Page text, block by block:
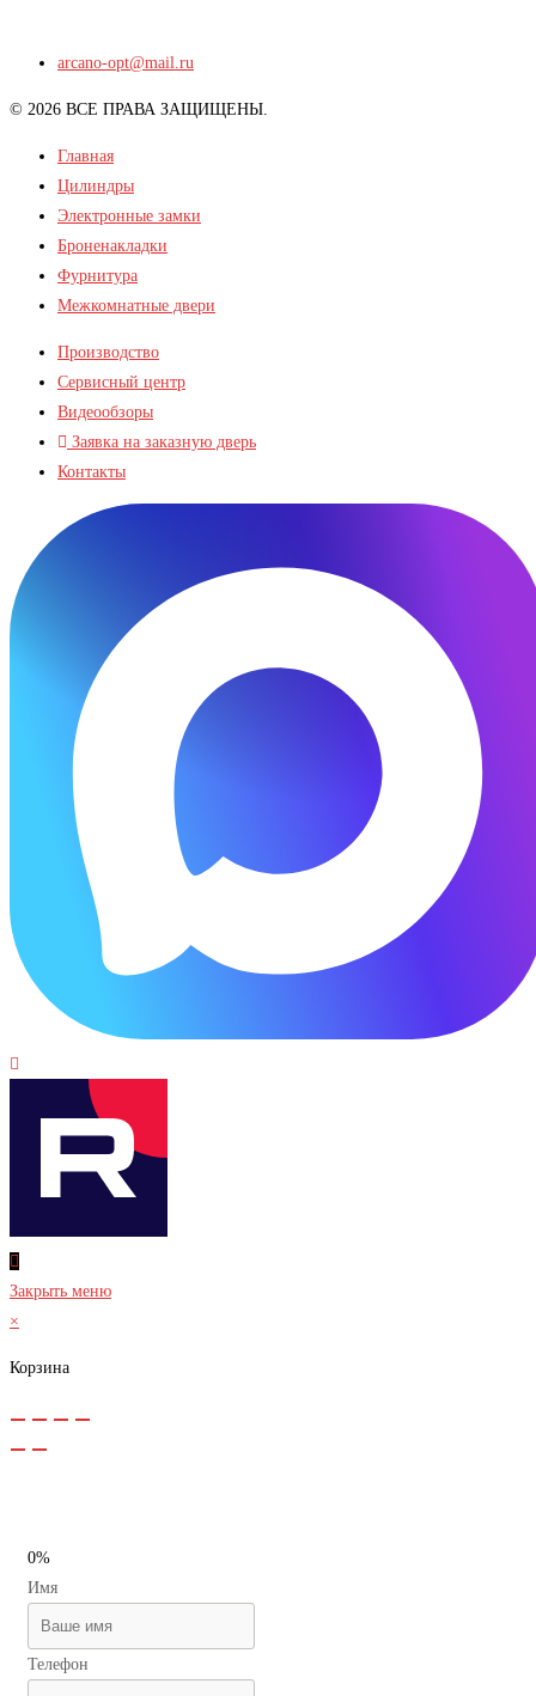
arcano-opt@mail.ru
© 2026 ВСЕ ПРАВА ЗАЩИЩЕНЫ.
Главная
Цилиндры
Электронные замки
Броненакладки
Фурнитура
Межкомнатные двери
Производство
Сервисный центр
Видеообзоры
Заявка на заказную дверь
Контакты
Закрыть меню
×
Корзина
0%
Имя
Телефон